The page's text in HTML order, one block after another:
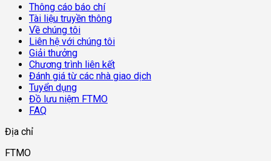
Thông cáo báo chí
Tài liệu truyền thông
Về chúng tôi
Liên hệ với chúng tôi
Giải thưởng
Chương trình liên kết
Đánh giá từ các nhà giao dịch
Tuyển dụng
Đồ lưu niệm FTMO
FAQ
Địa chỉ
FTMO